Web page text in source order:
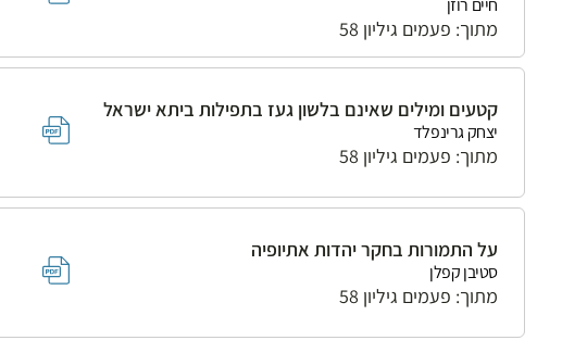
מתוך: פעמים גיליון 58
קטעים ומילים שאינם בלשון געז בתפילות ביתא ישראל
יצחק גרינפלד
מתוך: פעמים גיליון 58
על התמורות בחקר יהדות אתיופיה
סטיבן קפלן
מתוך: פעמים גיליון 58